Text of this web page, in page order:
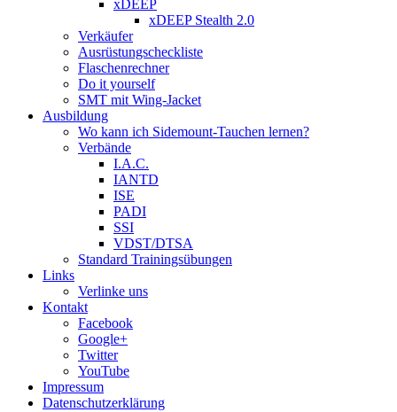
xDEEP
xDEEP Stealth 2.0
Verkäufer
Ausrüstungscheckliste
Flaschenrechner
Do it yourself
SMT mit Wing-Jacket
Ausbildung
Wo kann ich Sidemount-Tauchen lernen?
Verbände
I.A.C.
IANTD
ISE
PADI
SSI
VDST/DTSA
Standard Trainingsübungen
Links
Verlinke uns
Kontakt
Facebook
Google+
Twitter
YouTube
Impressum
Datenschutzerklärung